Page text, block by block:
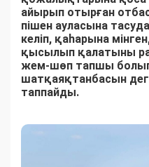
айырып отырған
пішен ауласына
келіп, қаһарына
қысылып қалатыны
жем-шөп тапшы
шатқаяқтанбасын
таппайды.